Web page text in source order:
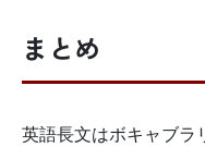
まとめ
英語長文はボキャブラ